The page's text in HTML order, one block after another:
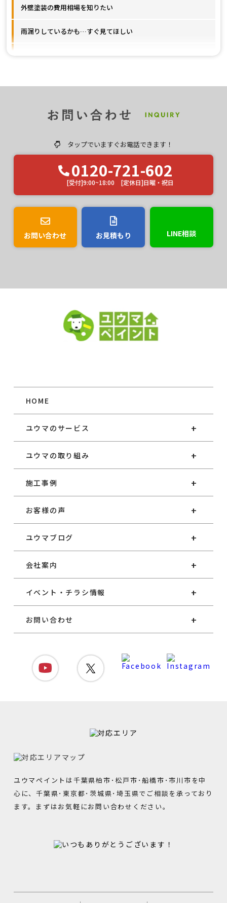
外壁塗装の費用相場を知りたい
雨漏りしているかも…すぐ見てほしい
タップでいますぐお電話できます！
0120-721-602
[受付]9:00~18:00 [定休日]日曜・祝日
お問い合わせ お見積もり LINE相談
HOME
ユウマのサービス
ユウマの取り組み
施工事例
お客様の声
ユウマブログ
会社案内
イベント・チラシ情報
お問い合わせ
ユウマペイントは千葉県柏市･松戸市･船橋市･市川市を中
心に、千葉県･東京都･茨城県･埼玉県でご相談を承っており
ます。まずはお気軽にお問い合わせください。